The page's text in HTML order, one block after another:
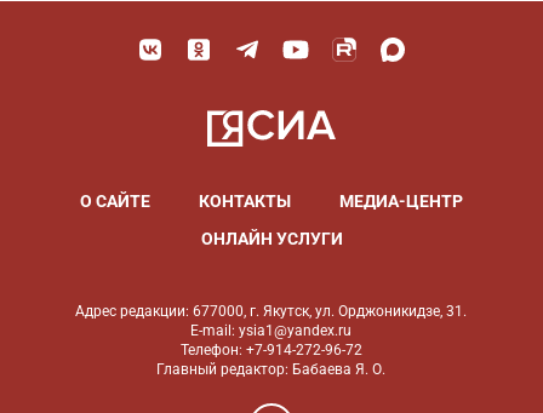
О САЙТЕ КОНТАКТЫ
МЕДИА-ЦЕНТР
ОНЛАЙН УСЛУГИ
Адрес редакции: 677000, г. Якутск, ул. Орджоникидзе, 31.
E-mail: ysia1@yandex.ru
Телефон: +7-914-272-96-72
Главный редактор: Бабаева Я. О.